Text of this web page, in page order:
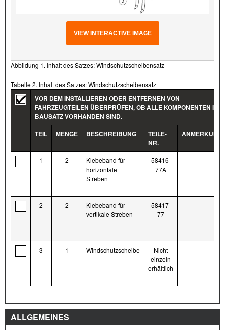
VIEW INTERACTIVE IMAGE
Abbildung 1. Inhalt des Satzes: Windschutzscheibensatz
Tabelle 2. Inhalt des Satzes: Windschutzscheibensatz
VOR DEM INSTALLIEREN ODER ENTFERNEN VON
FAHRZEUGTEILEN ÜBERPRÜFEN, OB ALLE KOMPONENTEN IM
BAUSATZ VORHANDEN SIND.
TEIL
MENGE BESCHREIBUNG
TEILE-
NR.
1 2
Klebeband für
horizontale
Streben
58416-
77A
2 2
Klebeband für
vertikale Streben
58417-
77
3 1 Windschutzscheibe
Nicht
einzeln
erhältlich
ALLGEMEINES